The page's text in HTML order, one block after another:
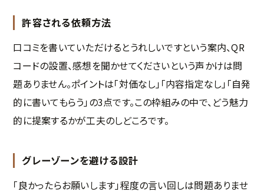
許容される依頼方法
口コミを書いていただけるとうれしいですという案内、QR
コードの設置、感想を聞かせてくださいという声かけは問
題ありません。ポイントは「対価なし」「内容指定なし」「自発
的に書いてもらう」の3点です。この枠組みの中で、どう魅力
的に提案するかが工夫のしどころです。
グレーゾーンを避ける設計
「良かったらお願いします」程度の言い回しは問題ありませ